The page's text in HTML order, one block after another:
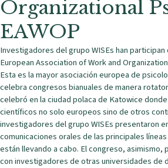
Organizational
EAWOP
Investigadores del grupo WISEs han participan
European Association of Work and
Esta es la mayor asociación europea de
celebra congresos bianuales de manera
celebró en la ciudad polaca de Katowice
científicos no solo europeos sino de otros
investigadores del grupo WISEs presentaron
comunicaciones orales de las principales
están llevando a cabo. El congreso,
con investigadores de otras universidades de